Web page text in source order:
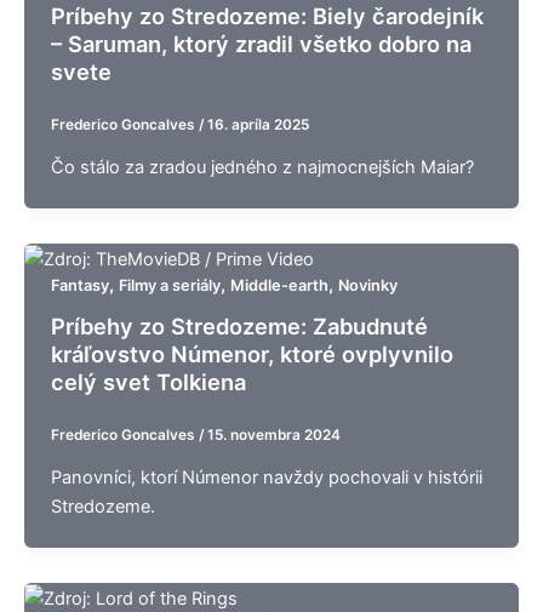
Príbehy zo Stredozeme: Biely čarodejník
– Saruman, ktorý zradil všetko dobro na
svete
Frederico Goncalves / 16. apríla 2025
Čo stálo za zradou jedného z najmocnejších Maiar?
Fantasy, Filmy a seriály, Middle-earth, Novinky
Príbehy zo Stredozeme: Zabudnuté
kráľovstvo Númenor, ktoré ovplyvnilo
celý svet Tolkiena
Frederico Goncalves / 15. novembra 2024
Panovníci, ktorí Númenor navždy pochovali v histórii
Stredozeme.